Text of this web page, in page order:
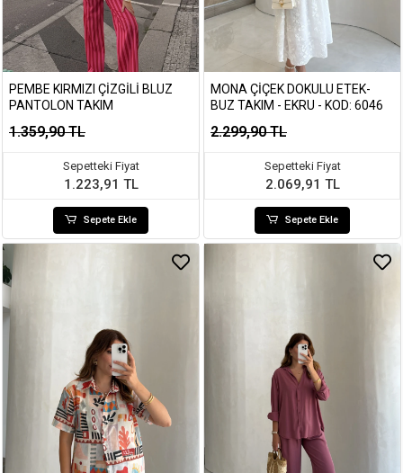
PEMBE KIRMIZI ÇIZGILI BLUZ
PANTOLON TAKIM
1.359,90 TL
Sepetteki Fiyat
1.223,91 TL
Sepete Ekle
MONA ÇIÇEK DOKULU ETEK-
BUZ TAKIM - EKRU - KOD: 6046
2.299,90 TL
Sepetteki Fiyat
2.069,91 TL
Sepete Ekle